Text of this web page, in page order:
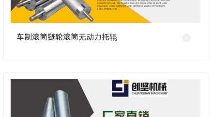
车制滚筒链轮滚筒无动力托辊